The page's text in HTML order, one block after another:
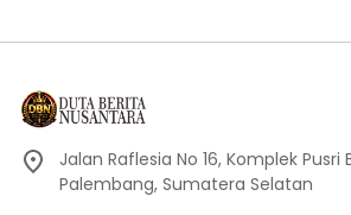
Jalan Raflesia No 16, Komplek Pusri
Palembang, Sumatera Selatan